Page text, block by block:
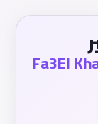
Fa3El